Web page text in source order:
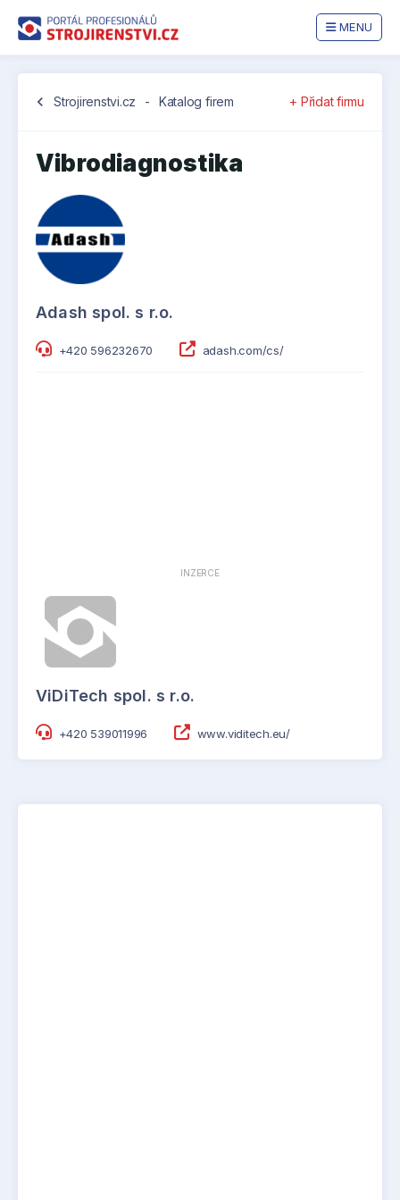
MENU
chevron_left Strojirenstvi.cz - Katalog firem + Přidat firmu
Vibrodiagnostika
Adash spol. s r.o.
+420 596232670 adash.com/cs/
INZERCE
ViDiTech spol. s r.o.
+420 539011996 www.viditech.eu/